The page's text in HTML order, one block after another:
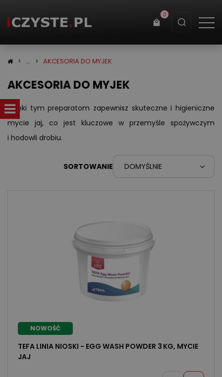
0
Koszyk
info:
AKCESORIA DO MYJEK
AKCESORIA DO MYJEK
Dzięki tym preparatom zapewnisz skuteczne i higieniczne
mycie jaj, co jest kluczowe w przemyśle spożywczym
i hodowli drobiu.
SORTOWANIE DOMYŚLNIE
NOWOŚĆ
TEFA LINIA NIOSKI - EGG WASH POWDER 3 KG, MYCIE
JAJ